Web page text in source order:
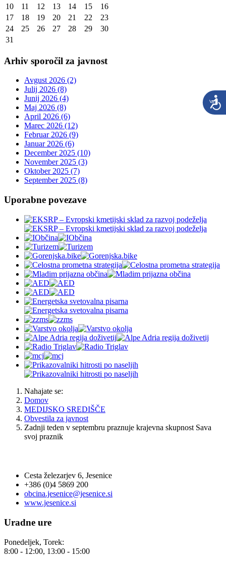
10
11 12 13 14 15
16
17
18 19 20 21 22
23
24
25 26 27 28 29
30
31
Arhiv sporočil za javnost
Avgust 2026 (2)
Julij 2026 (8)
Junij 2026 (4)
Maj 2026 (8)
April 2026 (6)
Marec 2026 (12)
Februar 2026 (9)
Januar 2026 (6)
December 2025 (10)
November 2025 (3)
Oktober 2025 (7)
September 2025 (8)
Uporabne povezave
Nahajate se:
Domov
MEDIJSKO SREDIŠČE
Obvestila za javnost
Zadnji teden v septembru praznuje krajevna skupnost Sava
svoj praznik
Cesta železarjev 6, Jesenice
+386 (0)4 5869 200
obcina.jesenice@jesenice.si
www.jesenice.si
Uradne ure
Ponedeljek, Torek:
8:00 - 12:00, 13:00 - 15:00